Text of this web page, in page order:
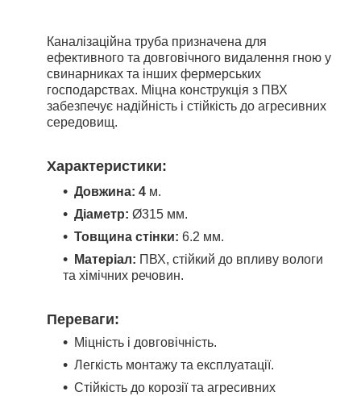
Каналізаційна труба призначена для
ефективного та довговічного видалення гною у
свинарниках та інших фермерських
господарствах. Міцна конструкція з ПВХ
забезпечує надійність і стійкість до агресивних
середовищ.
Характеристики:
Довжина: 4 м.
Діаметр: Ø315 мм.
Товщина стінки: 6.2 мм.
Матеріал: ПВХ, стійкий до впливу вологи
та хімічних речовин.
Переваги:
Міцність і довговічність.
Легкість монтажу та експлуатації.
Стійкість до корозії та агресивних